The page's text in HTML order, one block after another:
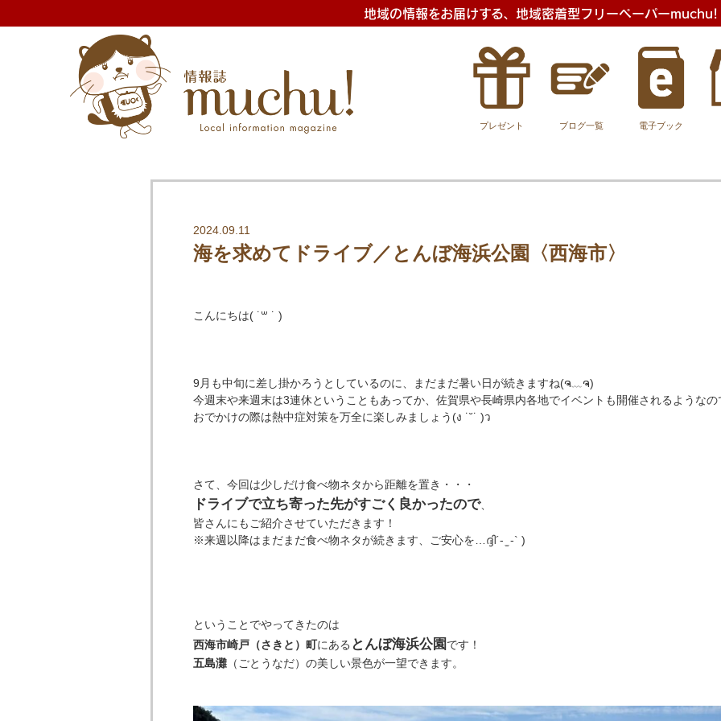
地域の情報をお届けする、地域密着型フリーペーパーmuchu!
プレゼント ブログ一覧 電子ブック
2024.09.11
海を求めてドライブ／とんぼ海浜公園〈西海市〉
こんにちは( ˙꒳ ˙ )
9月も中旬に差し掛かろうとしているのに、まだまだ暑い日が続きますね(ຈ﹏ຈ)
今週末や来週末は3連休ということもあってか、佐賀県や長崎県内各地でイベントも開催されるようなの
おでかけの際は熱中症対策を万全に楽しみましょう(ง ˙˘˙ )ว
さて、今回は少しだけ食べ物ネタから距離を置き・・・
ドライブで立ち寄った先がすごく良かったので、
皆さんにもご紹介させていただきます！
※来週以降はまだまだ食べ物ネタが続きます、ご安心を…ദ്ദി´- ̫ -` )
ということでやってきたのは
西海市崎戸（さきと）町 にある とんぼ海浜公園 です！
五島灘 （ごとうなだ）の美しい景色が一望できます。